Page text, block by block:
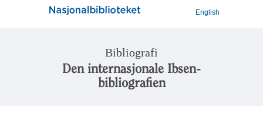
English
Bibliografi
Den internasjonale Ibsen-
bibliografien